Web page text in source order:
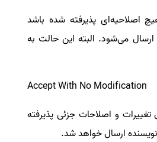
اصلاحیه‌ای پذیرفته شده باشد
ارسال می‌شود. البته این حالت به
Accept With No Modification
تغییرات و اصلاحات جزئی پذیرفته
ارسال خواهد شد.